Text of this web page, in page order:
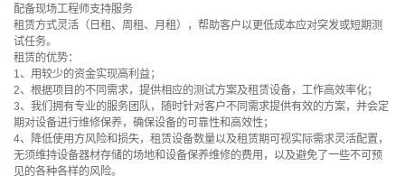
配备现场工程师支持服务
租赁方式灵活（日租、周租、月租），帮助客户以更低成本应对突发或短期测
试任务。
租赁的优势：
1、用较少的资金实现高利益；
2、根据项目的不同需求，提供相应的测试方案及租赁设备，工作高效率化；
3、我们拥有专业的服务团队，随时针对客户不同需求提供有效的方案，并会定
期对设备进行维修保养，确保设备的可靠性和高效性；
4、降低使用方风险和损失，租赁设备数量以及租赁期可视实际需求灵活配置，
无须维持设备器材存储的场地和设备保养维修的费用，以及避免了一些不可预
见的各种各样的风险。